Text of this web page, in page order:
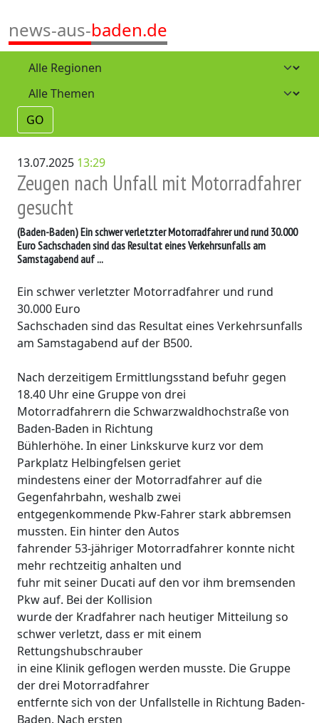
news-aus-baden.de
GO
13.07.2025 13:29
Zeugen nach Unfall mit Motorradfahrer
gesucht
(Baden-Baden)Ein schwer verletzter Motorradfahrer und rund 30.000
Euro Sachschaden sind das Resultat eines Verkehrsunfalls am
Samstagabend auf ...
Ein schwer verletzter Motorradfahrer und rund
30.000 Euro
Sachschaden sind das Resultat eines Verkehrsunfalls
am Samstagabend auf der B500.
Nach derzeitigem Ermittlungsstand befuhr gegen
18.40 Uhr eine Gruppe von drei
Motorradfahrern die Schwarzwaldhochstraße von
Baden-Baden in Richtung
Bühlerhöhe. In einer Linkskurve kurz vor dem
Parkplatz Helbingfelsen geriet
mindestens einer der Motorradfahrer auf die
Gegenfahrbahn, weshalb zwei
entgegenkommende Pkw-Fahrer stark abbremsen
mussten. Ein hinter den Autos
fahrender 53-jähriger Motorradfahrer konnte nicht
mehr rechtzeitig anhalten und
fuhr mit seiner Ducati auf den vor ihm bremsenden
Pkw auf. Bei der Kollision
wurde der Kradfahrer nach heutiger Mitteilung so
schwer verletzt, dass er mit einem
Rettungshubschrauber
in eine Klinik geflogen werden musste. Die Gruppe
der drei Motorradfahrer
entfernte sich von der Unfallstelle in Richtung Baden-
Baden. Nach ersten